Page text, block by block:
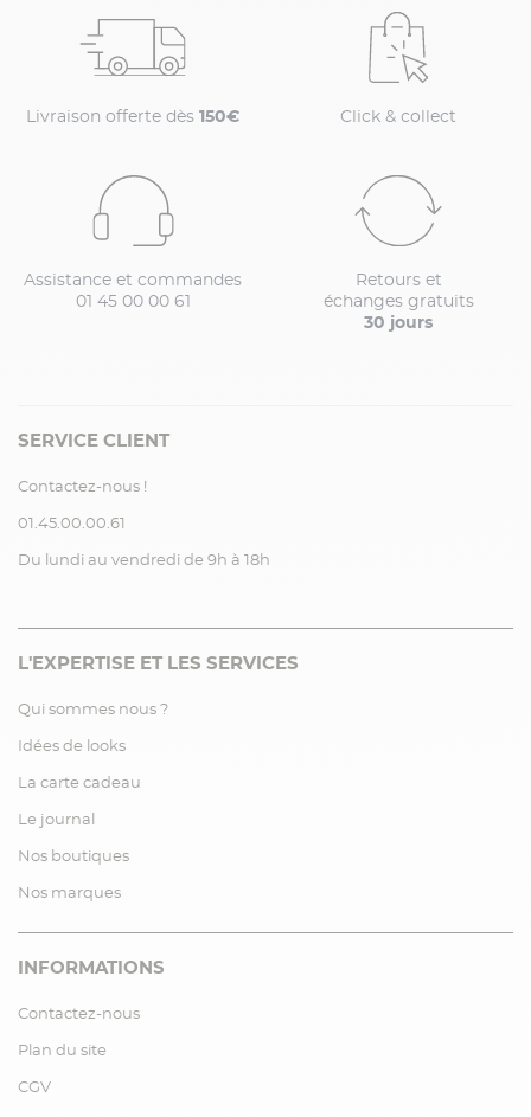
Livraison offerte dès 150€ Click & collect
Assistance et commandes
01 45 00 00 61
Retours et
échanges gratuits
30 jours
SERVICE CLIENT
Contactez-nous !
01.45.00.00.61
Du lundi au vendredi de 9h à 18h
L'EXPERTISE ET LES SERVICES
Qui sommes nous ?
Idées de looks
La carte cadeau
Le journal
Nos boutiques
Nos marques
INFORMATIONS
Contactez-nous
Plan du site
CGV